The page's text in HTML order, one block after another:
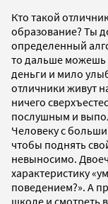
Кто такой
образование? Ты
определенный
то дальше можешь
деньги и мило
отличники живут
ничего
послушным и
Человеку с
чтобы поднять
невыносимо.
характеристику
поведением?». А